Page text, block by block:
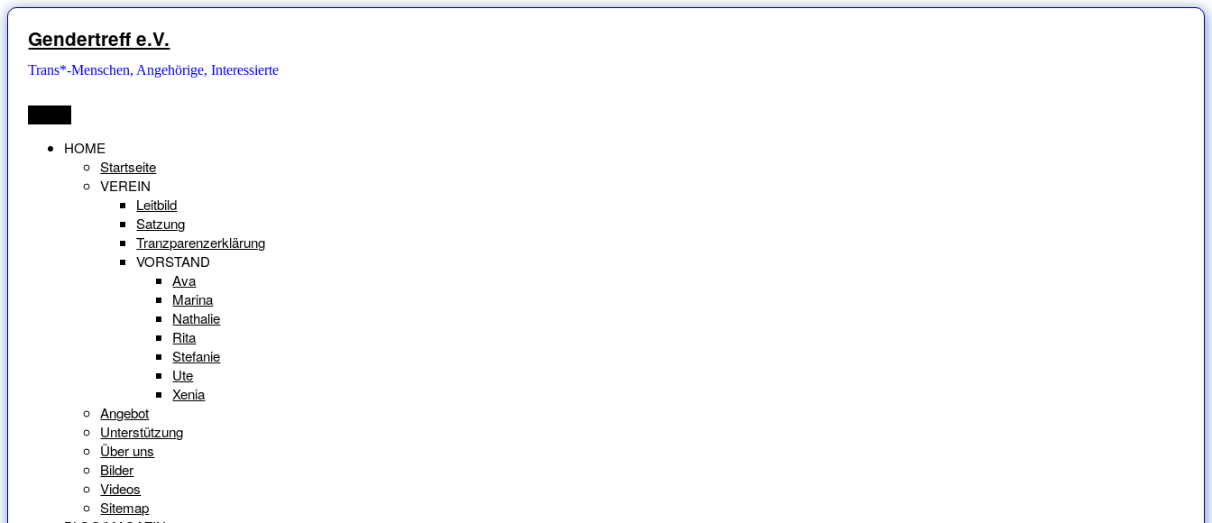
Zum
Inhalt
springen
Gendertreff e.V.
Trans*-Menschen, Angehörige, Interessierte
HOME
Startseite
VEREIN
Leitbild
Satzung
Tranzparenzerklärung
VORSTAND
Ava
Marina
Nathalie
Rita
Stefanie
Ute
Xenia
Angebot
Unterstützung
Über uns
Bilder
Videos
Sitemap